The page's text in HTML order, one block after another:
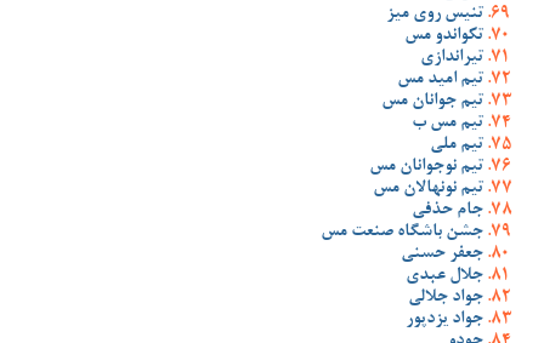
تنیس روی میز
تکواندو مس
تیراندازی
تیم امید مس
تیم جوانان مس
تیم مس ب
تیم ملی
تیم نوجوانان مس
تیم نونهالان مس
جام حذفی
جشن باشگاه صنعت مس
جعفر حسنی
جلال عبدی
جواد جلالی
جواد یزدپور